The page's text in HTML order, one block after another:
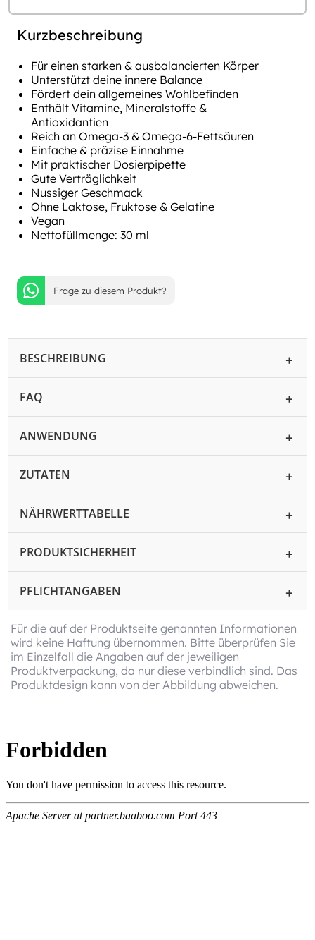
Kurzbeschreibung
Für einen starken & ausbalancierten Körper
Unterstützt deine innere Balance
Fördert dein allgemeines Wohlbefinden
Enthält Vitamine, Mineralstoffe &
Antioxidantien
Reich an Omega-3 & Omega-6-Fettsäuren
Einfache & präzise Einnahme
Mit praktischer Dosierpipette
Gute Verträglichkeit
Nussiger Geschmack
Ohne Laktose, Fruktose & Gelatine
Vegan
Nettofüllmenge: 30 ml
Frage zu diesem Produkt?
BESCHREIBUNG
FAQ
ANWENDUNG
ZUTATEN
NÄHRWERTTABELLE
PRODUKTSICHERHEIT
PFLICHTANGABEN
Für die auf der Produktseite genannten Informationen
wird keine Haftung übernommen. Bitte überprüfen Sie
im Einzelfall die Angaben auf der jeweiligen
Produktverpackung, da nur diese verbindlich sind. Das
Produktdesign kann von der Abbildung abweichen.